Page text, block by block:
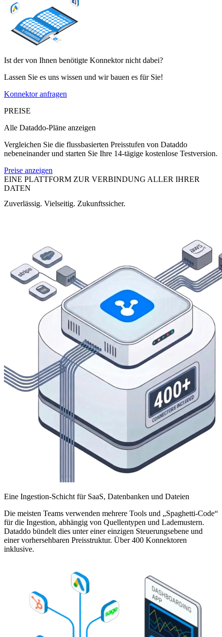
Ist der von Ihnen benötigte Konnektor nicht dabei?
Lassen Sie es uns wissen und wir bauen es für Sie!
Konnektor anfragen
PREISE
Alle Dataddo-Pläne anzeigen
Vergleichen Sie die flussbasierten Preisstufen von Dataddo
nebeneinander und starten Sie Ihre 14-tägige kostenlose Testversion.
Preise anzeigen
EINE PLATTFORM ZUR VERBINDUNG ALLER IHRER
DATEN
Zuverlässig. Vielseitig. Zukunftssicher.
Eine Ingestion-Schicht für SaaS, Datenbanken und Dateien
Die meisten Teams verwenden mehrere Tools und „Spaghetti-Code“
für die Ingestion, abhängig von Quellentypen und Lademustern.
Dataddo bündelt dies unter einer einzigen Steuerungsebene und
einer vorhersehbaren Preisstruktur. Über 400 Konnektoren
inklusive.